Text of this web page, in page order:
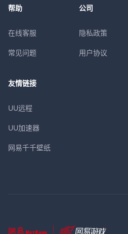
帮助
在线客服
常见问题
公司
隐私政策
用户协议
友情链接
UU远程
UU加速器
网易千千壁纸